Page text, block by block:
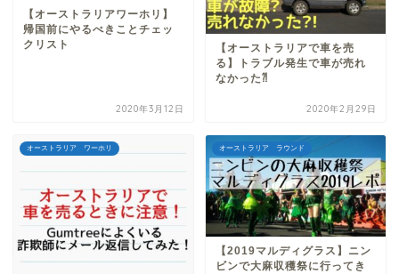
【オーストラリアワーホリ】
帰国前にやるべきことチェッ
クリスト
2020年3月12日
【オーストラリアで車を売
る】トラブル発生で車が売れ
なかった⁈
2020年2月29日
オーストラリア ワーホリ オーストラリア ラウンド
【2019マルディグラス】ニン
ビンで大麻収穫祭に行ってき